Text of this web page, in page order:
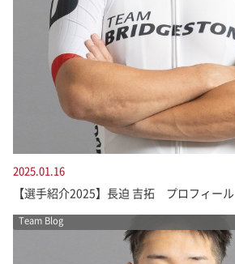
2025.01.16
【選手紹介2025】長迫 吉拓 プロフィール
Team Blog